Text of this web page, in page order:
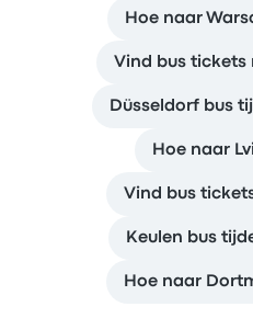
Hoe naar
Vind bus tickets
Düsseldorf bus
Hoe naar
Vind bus
Keulen bus
Hoe naar